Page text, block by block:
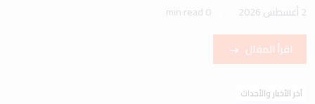
2 أغسطس 2026 0 min read
اقرأ المقال
آخر الأخبار والأحداث